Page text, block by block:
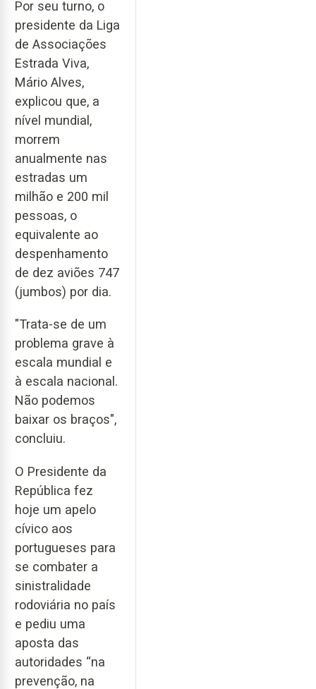
Por seu turno, o
presidente da Liga
de Associações
Estrada Viva,
Mário Alves,
explicou que, a
nível mundial,
morrem
anualmente nas
estradas um
milhão e 200 mil
pessoas, o
equivalente ao
despenhamento
de dez aviões 747
(jumbos) por dia.
"Trata-se de um
problema grave à
escala mundial e
à escala nacional.
Não podemos
baixar os braços",
concluiu.
O Presidente da
República fez
hoje um apelo
cívico aos
portugueses para
se combater a
sinistralidade
rodoviária no país
e pediu uma
aposta das
autoridades “na
prevenção, na